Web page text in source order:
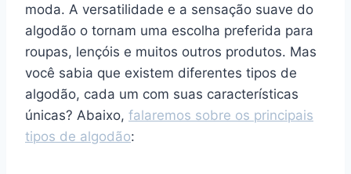
moda. A versatilidade e a sensação suave do
algodão o tornam uma escolha preferida para
roupas, lençóis e muitos outros produtos. Mas
você sabia que existem diferentes tipos de
algodão, cada um com suas características
únicas? Abaixo, falaremos sobre os principais
tipos de algodão: